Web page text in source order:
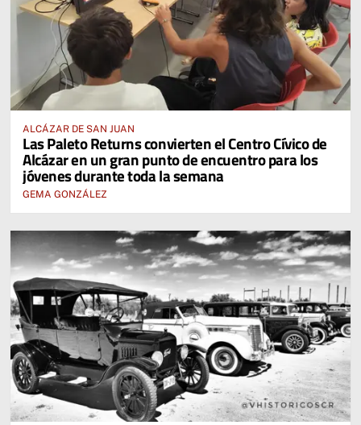
ALCÁZAR DE SAN JUAN
Las Paleto Returns convierten el Centro Cívico de
Alcázar en un gran punto de encuentro para los
jóvenes durante toda la semana
GEMA GONZÁLEZ